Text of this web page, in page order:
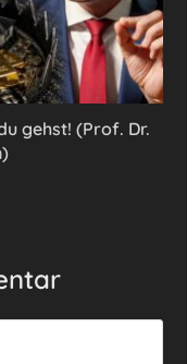
gehst! (Prof. Dr.